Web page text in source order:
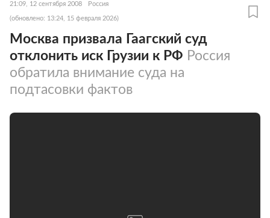
21:09, 12 сентября 2008 Россия
(обновлено: 13:24, 15 февраля 2026)
Москва призвала Гаагский суд
отклонить иск Грузии к РФ Россия
обратила внимание суда на
подтасовки фактов